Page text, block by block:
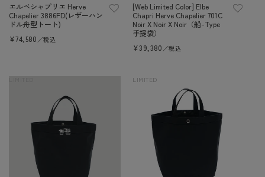
エルベシャプリエ Herve
Chapelier 3886FD(レザーハン
ドル舟型トート)
定
¥74,580 ／税込
[Web Limited Color] Elbe
Chapri Herve Chapelier 701C
Noir X Noir X Noir（船-Type
手提袋）
定
¥39,380 ／税込
售罄
LIMITED